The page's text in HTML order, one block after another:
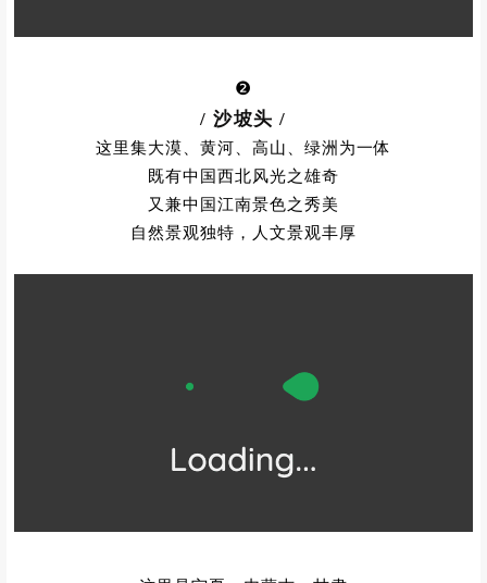
/ 沙坡头/
这里集大漠、黄河、高山、绿洲为一体
既有中国西北风光之雄奇
自然景观独特，人文景观丰厚